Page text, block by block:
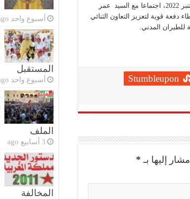
عقد السيد محمد عبد الجليل، وزير النقل واللوجيستيك، يوم الأربعاء 28 شتنبر 2022، اجتماعا مع السيد عمر
دفعة قوية لتعزيز التعاون الثنائي
للطيران المدني.
Stumbleupon
إليها بـ *
أسبوع واحد ago
المستقبل
أسبوع واحد ago
الملف
3 أسابيع ago
المخالفة